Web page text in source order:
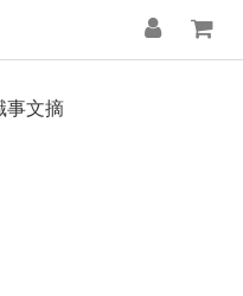
事文摘